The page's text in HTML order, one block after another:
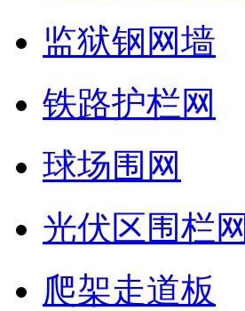
监狱钢网墙
铁路护栏网
球场围网
光伏区围栏网
爬架走道板